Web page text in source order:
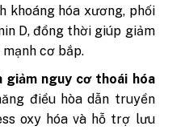
khoáng hóa xương, phối
D, đồng thời giúp giảm
cơ bắp.
giảm nguy cơ thoái hóa
điều hòa dẫn truyền
oxy hóa và hỗ trợ lưu